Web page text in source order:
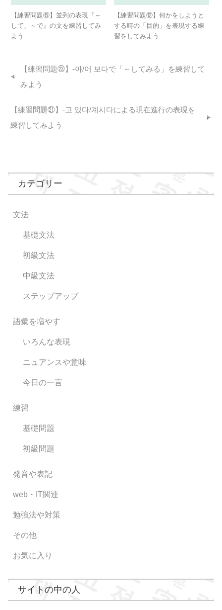
【練習問題⑥】並列の表現『～
して、～で』の文を練習してみ
よう
【練習問題⑫】何かをしようと
する時の「目的」を表現する練
習をしてみよう
【練習問題㉓】-아/어 보다で「～してみる」を練習して
みよう
【練習問題㉑】-고 있다/계시다による現在進行の表現を
練習してみよう
カテゴリー
文法
基礎文法
初級文法
中級文法
ステップアップ
語彙を増やす
いろんな表現
ニュアンスや意味
今日の一言
練習
基礎問題
初級問題
発音や表記
web・IT関連
勉強法や対策
その他
お気に入り
サイトの中の人